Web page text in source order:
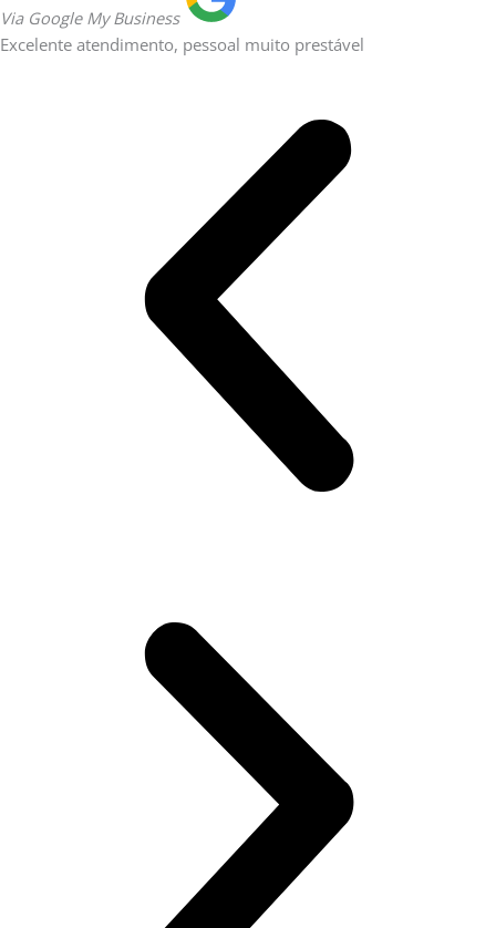
Via Google My Business
Excelente atendimento, pessoal muito prestável